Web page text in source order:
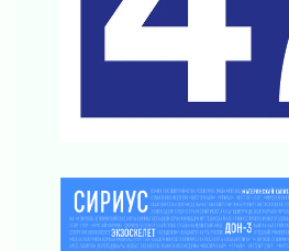
Ладожский мост на трассе
закроют для движения в
30 июля 2026
Волейболисты из
представят
«Кубок Защитников
ветеранов СВО стартовал
30 июля 2026